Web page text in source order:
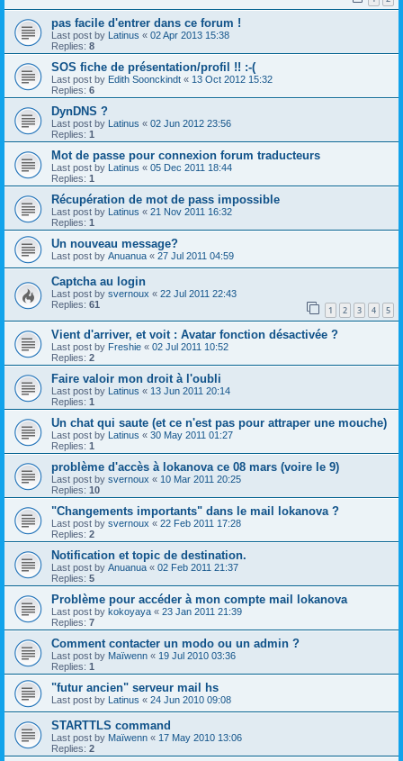
pas facile d'entrer dans ce forum !
Last post by Latinus « 02 Apr 2013 15:38
Replies: 8
SOS fiche de présentation/profil !! :-(
Last post by Edith Soonckindt « 13 Oct 2012 15:32
Replies: 6
DynDNS ?
Last post by Latinus « 02 Jun 2012 23:56
Replies: 1
Mot de passe pour connexion forum traducteurs
Last post by Latinus « 05 Dec 2011 18:44
Replies: 1
Récupération de mot de pass impossible
Last post by Latinus « 21 Nov 2011 16:32
Replies: 1
Un nouveau message?
Last post by Anuanua « 27 Jul 2011 04:59
Captcha au login
Last post by svernoux « 22 Jul 2011 22:43
Replies: 61 1 2 3 4 5
Vient d'arriver, et voit : Avatar fonction désactivée ?
Last post by Freshie « 02 Jul 2011 10:52
Replies: 2
Faire valoir mon droit à l'oubli
Last post by Latinus « 13 Jun 2011 20:14
Replies: 1
Un chat qui saute (et ce n'est pas pour attraper une mouche)
Last post by Latinus « 30 May 2011 01:27
Replies: 1
problème d'accès à lokanova ce 08 mars (voire le 9)
Last post by svernoux « 10 Mar 2011 20:25
Replies: 10
"Changements importants" dans le mail lokanova ?
Last post by svernoux « 22 Feb 2011 17:28
Replies: 2
Notification et topic de destination.
Last post by Anuanua « 02 Feb 2011 21:37
Replies: 5
Problème pour accéder à mon compte mail lokanova
Last post by kokoyaya « 23 Jan 2011 21:39
Replies: 7
Comment contacter un modo ou un admin ?
Last post by Maïwenn « 19 Jul 2010 03:36
Replies: 1
"futur ancien" serveur mail hs
Last post by Latinus « 24 Jun 2010 09:08
STARTTLS command
Last post by Maïwenn « 17 May 2010 13:06
Replies: 2